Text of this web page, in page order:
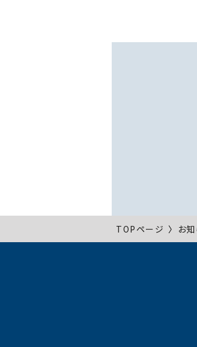
TOPページ 〉 お